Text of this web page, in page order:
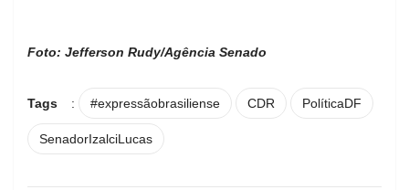
Foto: Jefferson Rudy/Agência Senado
Tags : #expressãobrasiliense CDR PolíticaDF
SenadorIzalciLucas